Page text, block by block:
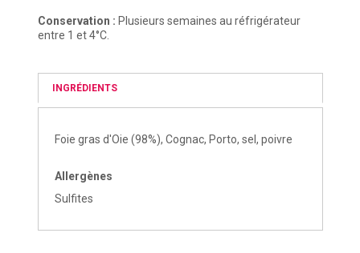
Conservation : Plusieurs semaines au réfrigérateur
entre 1 et 4°C.
INGRÉDIENTS
Foie gras d'Oie (98%), Cognac, Porto, sel, poivre
Allergènes
Sulfites